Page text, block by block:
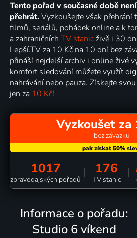
Tento pořad v současné době
přehrát.Vyzkoušejte však přehrání
filmů, seriálů, pohádek online a k
a zahraničních TV stanic živě i 30
Lepší.TV za 10 Kč na 10 dní bez
přináší nejdelší archiv i online živé
komfort sledování můžete využít
nahrávání nebo pauza. Získejte
jen za 10 Kč!
Vyzkoušet za
bez závazku
1017
zpravodajských pořadů
176
TV stanic
Informace o pořadu:
Studio 6 víkend